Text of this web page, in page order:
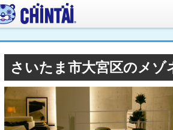
さいたま市大宮区のメゾ